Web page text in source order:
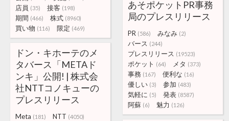
店員 (35) 接客 (198)
期間 (466) 株式 (8960)
買い物 (116) 限定 (469)
あそポケットPR事務
局のプレスリリース
PR (586) みなみ (2)
バース (244)
プレスリリース (19523)
ポケット (64) メタ (373)
事務 (167) 便利な (16)
優しい (3) 参加 (483)
気軽に (5) 発表 (8587)
阿蘇 (6) 魅力 (126)
ドン・キホーテのメ
タバース「METAド
ンキ」公開! | 株式会
社NTTコノキューの
プレスリリース
Meta (181) NTT (4050)